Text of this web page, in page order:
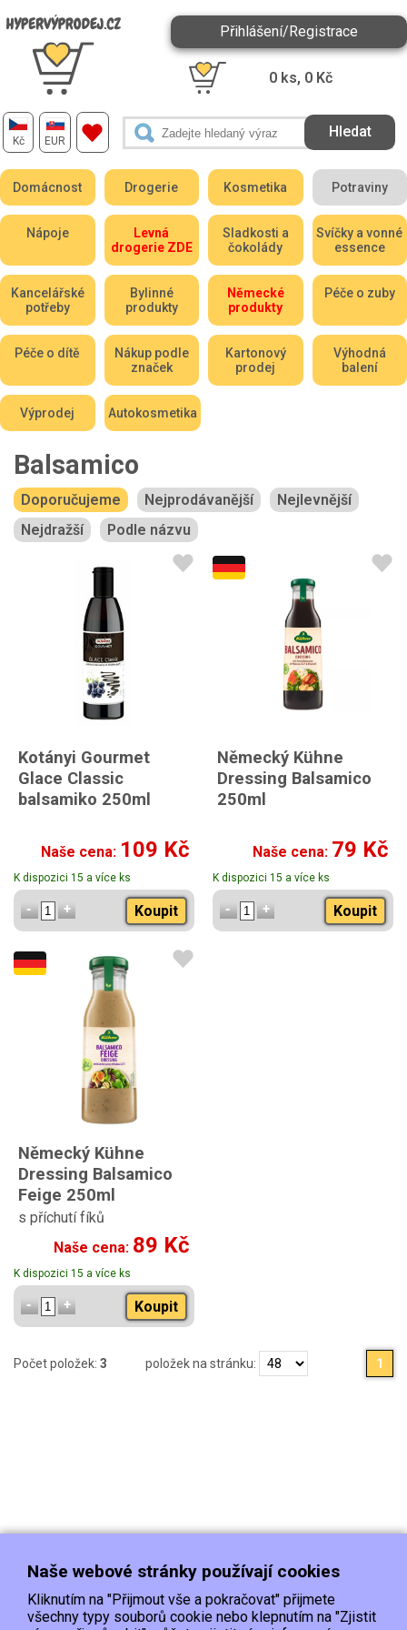
Kč EUR
Přihlášení/Registrace
0 ks, 0 Kč
Domácnost Drogerie Kosmetika Potraviny
Nápoje
Levná
drogerie ZDE
Sladkosti a
čokolády
Svíčky a vonné
essence
Kancelářské
potřeby
Bylinné
produkty
Německé
produkty
Péče o zuby
Péče o dítě
Nákup podle
značek
Kartonový
prodej
Výhodná
balení
Výprodej Autokosmetika
Balsamico
Doporučujeme Nejprodávanější
Nejlevnější
Nejdražší
Podle názvu
Kotányi Gourmet
Glace Classic
balsamiko 250ml
Naše cena: 109 Kč
K dispozici 15 a více ks
Koupit
Německý Kühne
Dressing Balsamico
250ml
Naše cena: 79 Kč
K dispozici 15 a více ks
Koupit
Německý Kühne
Dressing Balsamico
Feige 250ml
s příchutí fíků
Naše cena: 89 Kč
K dispozici 15 a více ks
Koupit
Počet položek: 3 položek na stránku: 1
Naše webové stránky používají cookies
Kliknutím na "Přijmout vše a pokračovat" přijmete
všechny typy souborů cookie nebo klepnutím na "Zjistit